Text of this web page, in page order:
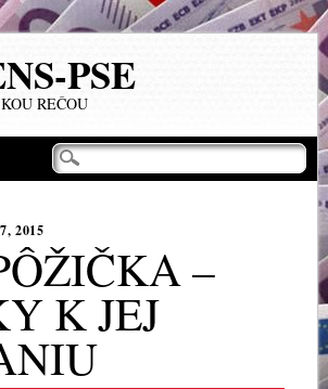
PSE
REČOU
2015
–
K JEJ